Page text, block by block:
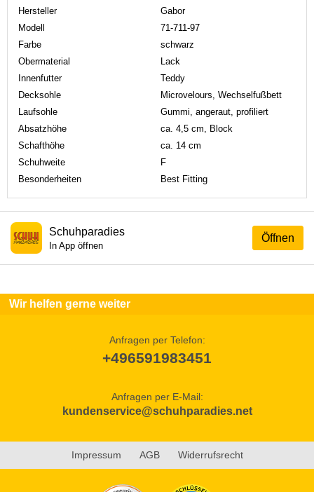
Hersteller
Gabor
Modell
71-711-97
Farbe
schwarz
Obermaterial
Lack
Innenfutter
Teddy
Decksohle
Microvelours, Wechselfußbett
Laufsohle
Gummi, angeraut, profiliert
Absatzhöhe
ca. 4,5 cm, Block
Schafthöhe
ca. 14 cm
Schuhweite
F
Besonderheiten
Best Fitting
Öffnen
Schuhparadies
In App öffnen
Wir helfen gerne weiter
Anfragen per Telefon:
+496591983451
Anfragen per E-Mail:
kundenservice@schuhparadies.net
Impressum AGB Widerrufsrecht